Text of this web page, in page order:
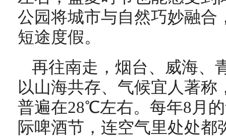
公园将城市与自然巧妙融合
短途度假。
再往南走，烟台、威海、
以山海共存、气候宜人著称
普遍在28℃左右。每年8月
际啤酒节，连空气里处处